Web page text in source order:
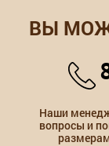
ВЫ
Наши
вопросы и